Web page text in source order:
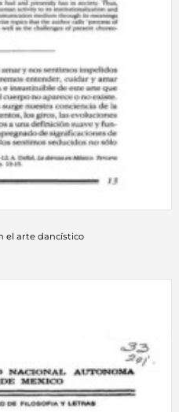
el arte dancístico